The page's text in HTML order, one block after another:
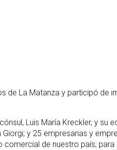
de La Matanza y participó de
Luis María Kreckler, y su
y 25 empresarias y
de nuestro país; para